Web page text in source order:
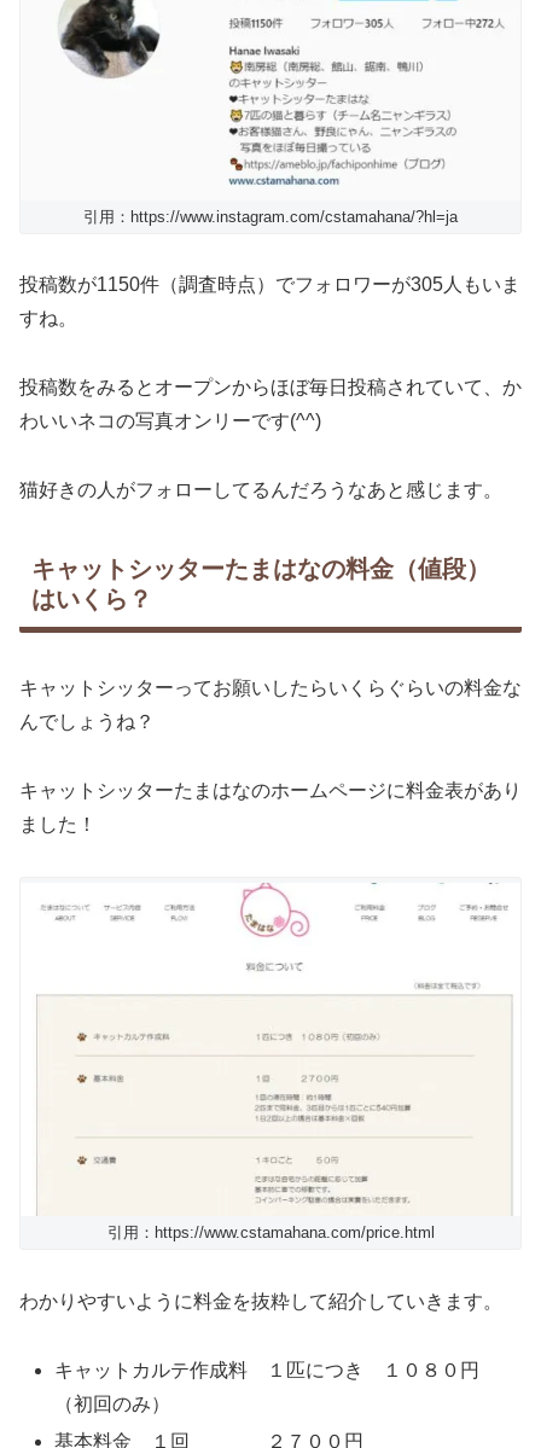
引用：https://www.instagram.com/cstamahana/?hl=ja
投稿数が1150件（調査時点）でフォロワーが305人もいま
すね。
投稿数をみるとオープンからほぼ毎日投稿されていて、か
わいいネコの写真オンリーです(^^)
猫好きの人がフォローしてるんだろうなあと感じます。
キャットシッターたまはなの料金（値段）
はいくら？
キャットシッターってお願いしたらいくらぐらいの料金な
んでしょうね？
キャットシッターたまはなのホームページに料金表があり
ました！
引用：https://www.cstamahana.com/price.html
わかりやすいように料金を抜粋して紹介していきます。
キャットカルテ作成料 １匹につき １０８０円
（初回のみ）
基本料金 １回 ２７００円